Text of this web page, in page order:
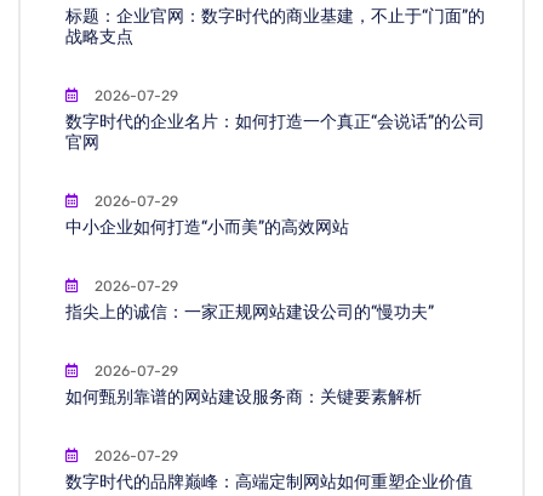
标题：企业官网：数字时代的商业基建，不止于“门面”的
战略支点
2026-07-29
数字时代的企业名片：如何打造一个真正“会说话”的公司
官网
2026-07-29
中小企业如何打造“小而美”的高效网站
2026-07-29
指尖上的诚信：一家正规网站建设公司的“慢功夫”
2026-07-29
如何甄别靠谱的网站建设服务商：关键要素解析
2026-07-29
数字时代的品牌巅峰：高端定制网站如何重塑企业价值